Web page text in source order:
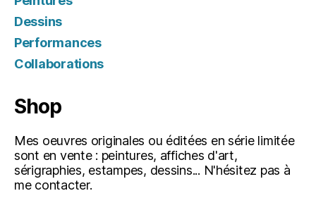
Dessins
Performances
Collaborations
Shop
Mes oeuvres originales ou éditées en série limitée
sont en vente : peintures, affiches d'art,
sérigraphies, estampes, dessins... N'hésitez pas à
me contacter.